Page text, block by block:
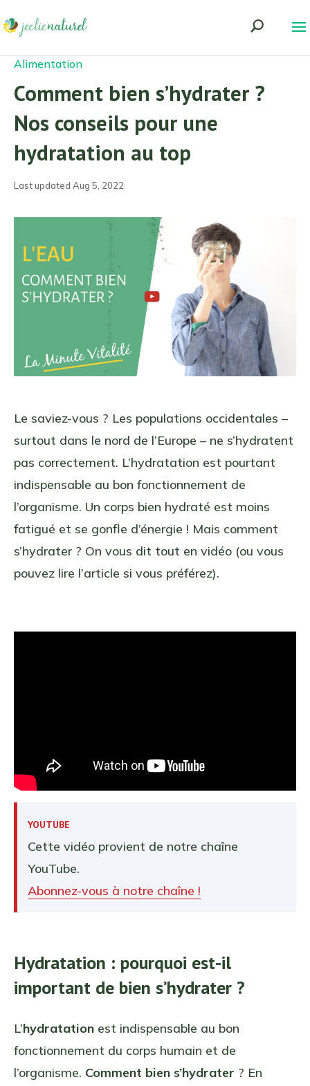
Alimentation
Comment bien s’hydrater ?
Nos conseils pour une
hydratation au top
Last updated Aug 5, 2022
Le saviez-vous ? Les populations occidentales –
surtout dans le nord de l’Europe – ne s’hydratent
pas correctement. L’hydratation est pourtant
indispensable au bon fonctionnement de
l’organisme. Un corps bien hydraté est moins
fatigué et se gonfle d’énergie ! Mais comment
s’hydrater ? On vous dit tout en vidéo (ou vous
pouvez lire l’article si vous préférez).
YOUTUBE
Cette vidéo provient de notre chaîne
YouTube.
Abonnez-vous à notre chaîne !
Hydratation : pourquoi est-il
important de bien s’hydrater ?
L’hydratation est indispensable au bon
fonctionnement du corps humain et de
l’organisme. Comment bien s’hydrater ? En